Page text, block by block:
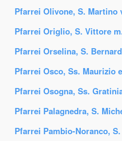
Pfarrei Olivone, S. Martino
Pfarrei Origlio, S. Vittore
Pfarrei Orselina, S.
Pfarrei Osco, Ss. Maurizio
Pfarrei Osogna, Ss.
Pfarrei Palagnedra, S.
Pfarrei Pambio-Noranco,